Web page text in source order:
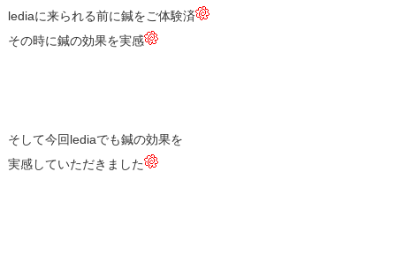
lediaに来られる前に鍼をご体験済
その時に鍼の効果を実感
そして今回lediaでも鍼の効果を
実感していただきました